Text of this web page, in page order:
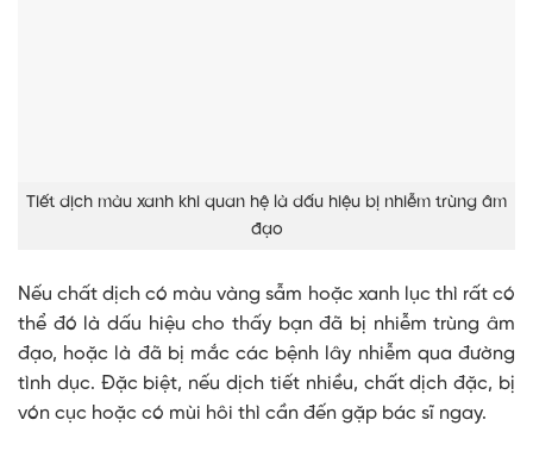
Tiết dịch màu xanh khi quan hệ là dấu hiệu bị nhiễm trùng âm
đạo
Nếu chất dịch có màu vàng sẫm hoặc xanh lục thì rất có
thể đó là dấu hiệu cho thấy bạn đã bị nhiễm trùng âm
đạo, hoặc là đã bị mắc các bệnh lây nhiễm qua đường
tình dục. Đặc biệt, nếu dịch tiết nhiều, chất dịch đặc, bị
vón cục hoặc có mùi hôi thì cần đến gặp bác sĩ ngay.